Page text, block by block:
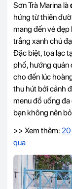
Sơn Trà Marina là
hứng từ thiên
mang đến vẻ
trắng xanh chủ
Đặc biệt, tọa lạc
phố, hướng quán
cho đến lúc
thu hút bởi cảnh
menu đồ uống đa
bạn không nên
>> Xem thêm: 20
qua